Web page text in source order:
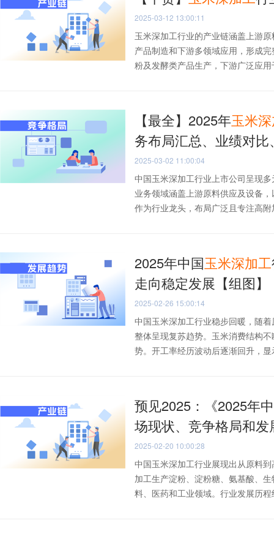
2025-03-12 13:00:11
玉米深加工行业的产业链涵盖上游
产品制造和下游多领域应用，形成
粉及发酵类产品生产，下游广泛应
【最全】2025年玉米
务布局汇总、业绩对
2025-03-02 11:00:04
中国玉米深加工行业上市公司呈现
业务领域涵盖上游原料供应及设备
作为行业龙头，布局广泛且专注高
2025年中国玉米深加工
走向稳定发展【组图】
2025-02-26 15:00:14
中国玉米深加工行业稳步回暖，随
整体呈现复苏趋势。玉米消费结构
势。开工率经历波动后逐渐回升，
预见2025：《2025年
场现状、竞争格局和发
2025-02-20 10:00:28
中国玉米深加工行业展现出从原料
加工生产淀粉、淀粉糖、氨基酸、
料、医药和工业领域。行业发展历